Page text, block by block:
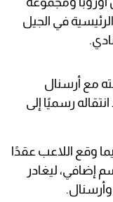
في الجيل
مع أرسنال
رسميًا إلى
يورو، فيما وقع اللاعب عقدًا
إضافي، ليغادر
وأرسنال.